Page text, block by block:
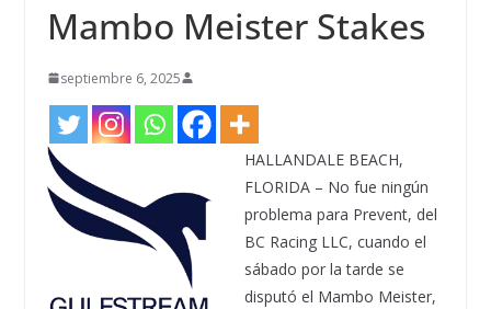
Mambo Meister Stakes
septiembre 6, 2025
HALLANDALE BEACH,
FLORIDA – No fue ningún
problema para Prevent, del
BC Racing LLC, cuando el
sábado por la tarde se
disputó el Mambo Meister,